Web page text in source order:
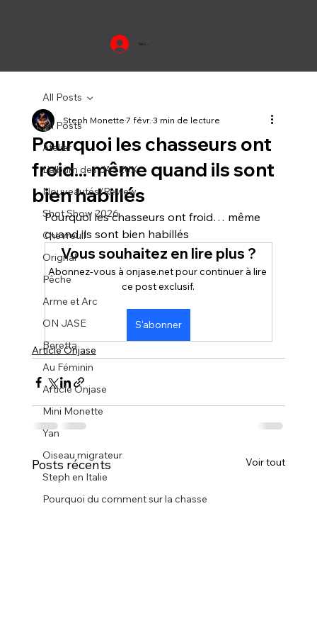
Se connecter
All Posts
Atelier
L'album des JASEUX
Nouveautés/Review
Shot Show 2026
Chevreuil
Orignal
Pêche
Arme et Arc
ON JASE
Beretta
Au Féminin
Article Onjase
Mini Monette
Yan
Oiseau migrateur
Steph en Italie
Pourquoi du comment sur la chasse
All Posts
Pourquoi les chasseurs ont
froid... même quand ils sont
bien habillés
Steph Monette7 févr.3 min de lecture
Pourquoi les chasseurs ont froid… même
quand ils sont bien habillés
Vous souhaitez en lire plus ?
Abonnez-vous à onjase.net pour continuer à lire
ce post exclusif.
S'abonner
Article Onjase
Posts récents Voir tout